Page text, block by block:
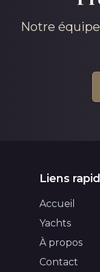
Notre
Liens
Accueil
Yachts
À propos
Contact